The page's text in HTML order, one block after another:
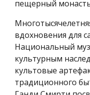
пещерный
вдохновения для
Национальный
культурным
культовые
традиционного